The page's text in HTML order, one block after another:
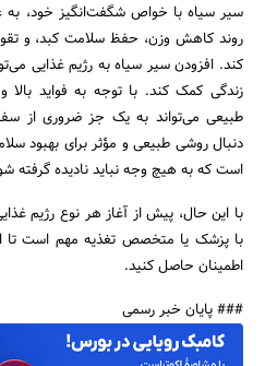
سیر سیاه با خواص شگفت‌انگیز خود، به
روند کاهش وزن، حفظ سلامت کبد، و
کند. افزودن سیر سیاه به رژیم غذایی
زندگی کمک کند. با توجه به فواید
طبیعی می‌تواند به یک جز ضروری از
دنبال روشی طبیعی و مؤثر برای بهبود
است که به هیچ وجه نباید نادیده گرفته
با این حال، پیش از آغاز هر نوع رژیم
با پزشک یا متخصص تغذیه مهم است
اطمینان حاصل کنید.
### پایان خبر رسمی